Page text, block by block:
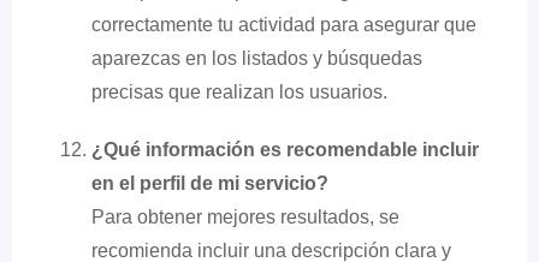
correctamente tu actividad para asegurar que
aparezcas en los listados y búsquedas
precisas que realizan los usuarios.
¿Qué información es recomendable incluir
en el perfil de mi servicio?
Para obtener mejores resultados, se
recomienda incluir una descripción clara y